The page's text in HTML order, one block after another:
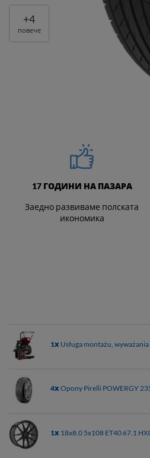
+4
повече
17 ГОДИНИ НА ПАЗАРА
Заедно развиваме полската
икономика
1х Usługa montażu,
4хOpony Pirelli POWERGY
1х 18x8.0 5x108 ET40 67.1